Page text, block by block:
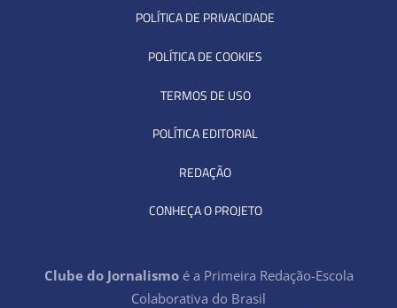
POLÍTICA DE PRIVACIDADE
POLÍTICA DE COOKIES
TERMOS DE USO
POLÍTICA EDITORIAL
REDAÇÃO
CONHEÇA O PROJETO
Clube do Jornalismoé a Primeira Redação-Escola
Colaborativa do Brasil